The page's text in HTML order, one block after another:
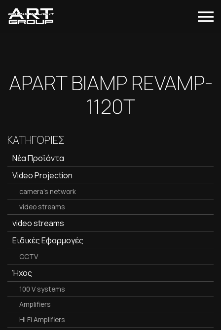
APART BIAMP REVAMP-
1120T
ΚΑΤΗΓΟΡΙΕΣ
Νέα Προϊόντα
Video Projection
camera's network
video streams
video streams
Ειδικές Εφαρμογές
CCTV
Ήχος
100 V systems
Amplifiers
Hi Fi Amplifiers